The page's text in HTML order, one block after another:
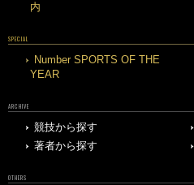
内
SPECIAL
Number SPORTS OF THE
YEAR
ARCHIVE
競技から探す
著者から探す
OTHERS